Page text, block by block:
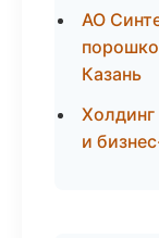
АО
Казань
и